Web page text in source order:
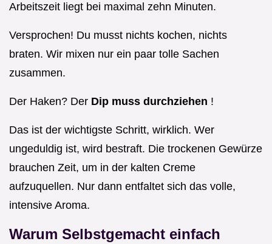
Arbeitszeit liegt bei maximal zehn Minuten.
Versprochen! Du musst nichts kochen, nichts
braten. Wir mixen nur ein paar tolle Sachen
zusammen.
Der Haken? Der Dip muss durchziehen !
Das ist der wichtigste Schritt, wirklich. Wer
ungeduldig ist, wird bestraft. Die trockenen Gewürze
brauchen Zeit, um in der kalten Creme
aufzuquellen. Nur dann entfaltet sich das volle,
intensive Aroma.
Warum Selbstgemacht einfach